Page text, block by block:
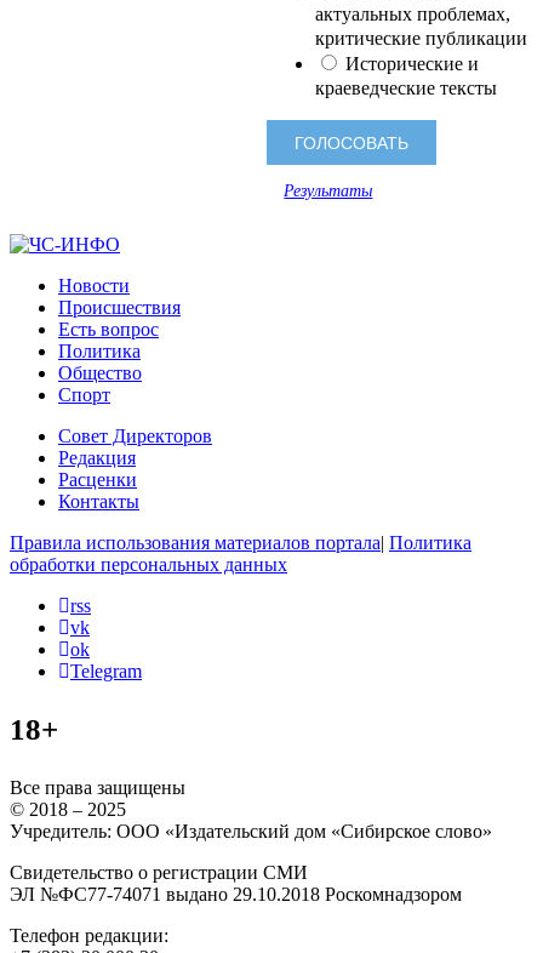
актуальных проблемах,
критические публикации
Исторические и
краеведческие тексты
Результаты
Новости
Происшествия
Есть вопрос
Политика
Общество
Спорт
Совет Директоров
Редакция
Расценки
Контакты
Правила использования материалов портала| Политика
обработки персональных данных
rss
vk
ok
Telegram
18+
Все права защищены
© 2018 – 2025
Учредитель: ООО «Издательский дом «Сибирское слово»
Свидетельство о регистрации СМИ
ЭЛ №ФС77-74071 выдано 29.10.2018 Роскомнадзором
Телефон редакции: